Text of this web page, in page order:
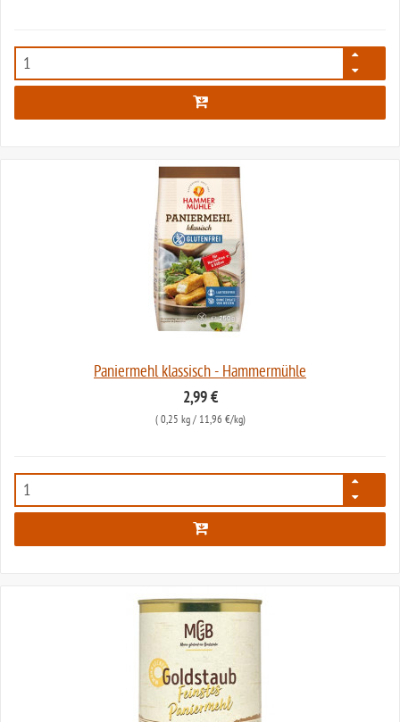
130
Paniermehl klassisch - Hammermühle
2,99 €
( 0,25 kg/ 11,96 €/kg)
142